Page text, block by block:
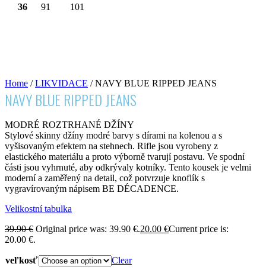
36
91 101
Home /LIKVIDACE / NAVY BLUE RIPPED JEANS
NAVY BLUE RIPPED JEANS
MODRÉ ROZTRHANÉ DŽÍNY
Stylové skinny džíny modré barvy s dírami na kolenou a s
vyšisovaným efektem na stehnech. Rifle jsou vyrobeny z
elastického materiálu a proto výborně tvarují postavu. Ve spodní
části jsou vyhrnuté, aby odkrývaly kotníky. Tento kousek je velmi
moderní a zaměřený na detail, což potvrzuje knoflík s
vygravírovaným nápisem BE DÉCADENCE.
Velikostní tabulka
39.90€ Original price was: 39.90 €.20.00 €Current price is:
20.00 €.
veľkosť Clear